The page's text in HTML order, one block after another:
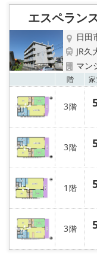
エスペラン
日田
JR久
マン
階
3階
3階
1 階
3階